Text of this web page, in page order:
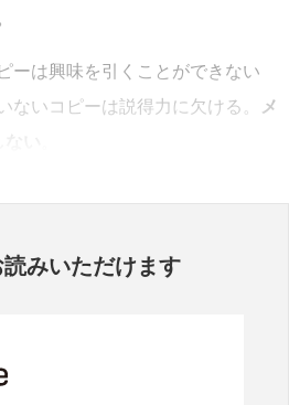
ーは興味を引くことができない
いコピーは説得力に欠ける。 メ
みいただけます